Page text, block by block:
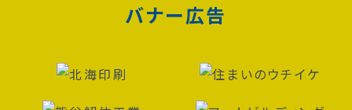
バナー広告